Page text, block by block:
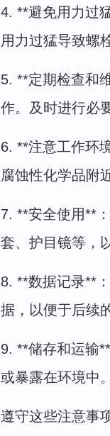
4. **避免用力过
用力过猛导致螺
5. **定期检查和
作。及时进行必
6. **注意工作环
腐蚀性化学品附
7. **安全使用**
套、护目镜等，
8. **数据记录**
据，以便于后续
9. **储存和运输
或暴露在环境中
遵守这些注意事